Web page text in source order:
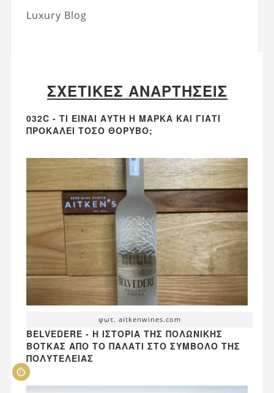
Luxury Blog
ΣΧΕΤΙΚΈΣ ΑΝΑΡΤΉΣΕΙΣ
032C - ΤΙ ΕΊΝΑΙ ΑΥΤΉ Η ΜΆΡΚΑ ΚΑΙ ΓΙΑΤΊ
ΠΡΟΚΑΛΕΊ ΤΌΣΟ ΘΌΡΥΒΟ;
φωτ. aitkenwines.com
BELVEDERE - Η ΙΣΤΟΡΊΑ ΤΗΣ ΠΟΛΩΝΙΚΉΣ
ΒΌΤΚΑΣ ΑΠΌ ΤΟ ΠΑΛΆΤΙ ΣΤΟ ΣΎΜΒΟΛΟ ΤΗΣ
ΠΟΛΥΤΈΛΕΙΑΣ